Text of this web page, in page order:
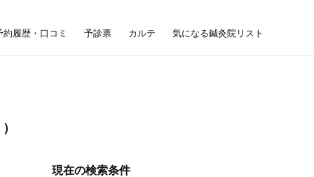
約履歴・口コミ 予診票 カルテ 気になる鍼灸院リスト
現在の検索条件